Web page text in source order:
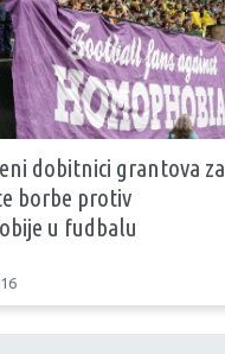
dobitnici grantova za
borbe protiv
u fudbalu